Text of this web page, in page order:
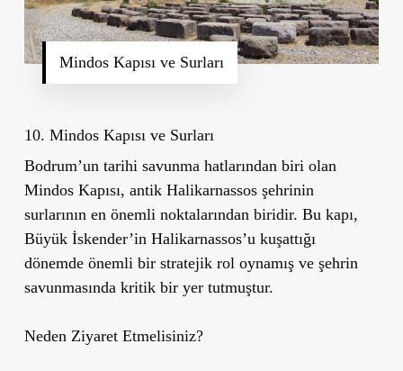
Mindos Kapısı ve Surları
10. Mindos Kapısı ve Surları
Bodrum’un tarihi savunma hatlarından biri olan
Mindos Kapısı, antik Halikarnassos şehrinin
surlarının en önemli noktalarından biridir. Bu kapı,
Büyük İskender’in Halikarnassos’u kuşattığı
dönemde önemli bir stratejik rol oynamış ve şehrin
savunmasında kritik bir yer tutmuştur.
Neden Ziyaret Etmelisiniz?